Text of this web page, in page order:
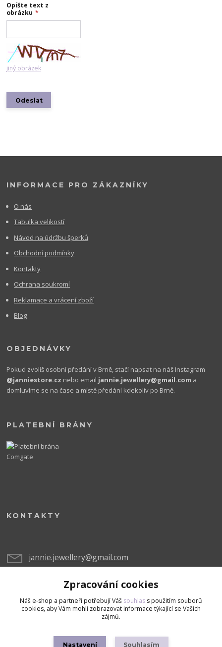
Opište text z
obrázku *
jiný obrázek
INFORMACE PRO ZÁKAZNÍKY
O nás
Tabulka velikostí
Návod na údržbu šperků
Obchodní podmínky
Kontakty
Ochrana soukromí
Reklamace a vrácení zboží
Blog
OBJEDNÁVKY
Pokud zvolíš osobní předání v Brně, stačí napsat na náš Instagram
@janniestore.cz nebo email jannie.jewellery@gmail.com a
domluvíme se na čase a místě předání kdekoliv po Brně.
PLATEBNÍ BRÁNY
KONTAKTY
jannie.jewellery@gmail.com
Zpracování cookies
Náš e-shop a partneři potřebují Váš souhlas s použitím souborů
cookies, aby Vám mohli zobrazovat informace týkající se Vašich
zájmů.
Nastavení Souhlasím